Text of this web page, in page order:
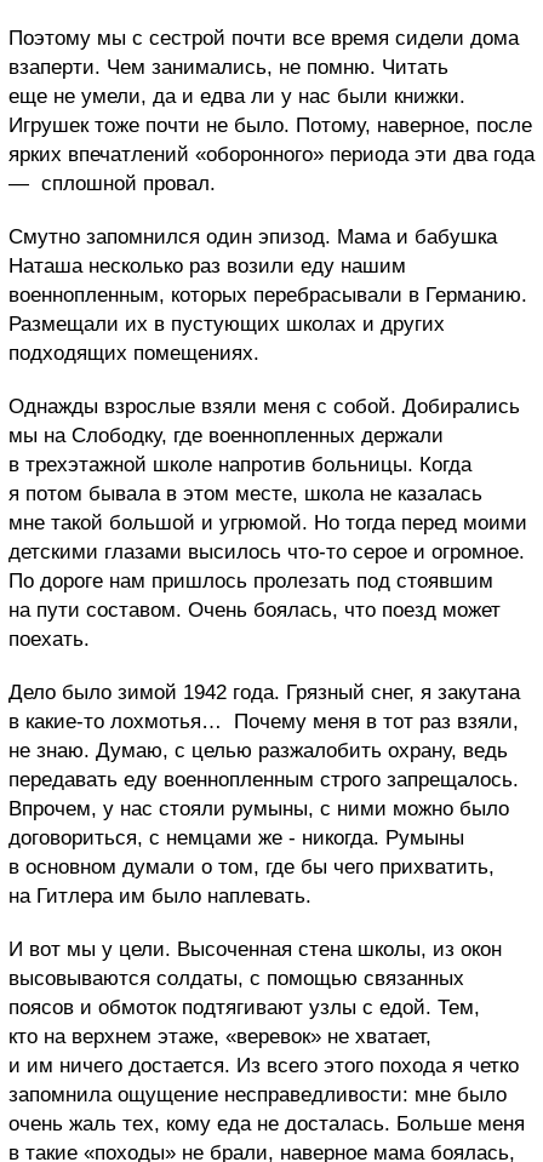
Поэтому мы с сестрой почти все время сидели дома
взаперти. Чем занимались, не помню. Читать
еще не умели, да и едва ли у нас были книжки.
Игрушек тоже почти не было. Потому, наверное, после
ярких впечатлений «оборонного» периода эти два года
— сплошной провал.
Смутно запомнился один эпизод. Мама и бабушка
Наташа несколько раз возили еду нашим
военнопленным, которых перебрасывали в Германию.
Размещали их в пустующих школах и других
подходящих помещениях.
Однажды взрослые взяли меня с собой. Добирались
мы на Слободку, где военнопленных держали
в трехэтажной школе напротив больницы. Когда
я потом бывала в этом месте, школа не казалась
мне такой большой и угрюмой. Но тогда перед моими
детскими глазами высилось что-то серое и огромное.
По дороге нам пришлось пролезать под стоявшим
на пути составом. Очень боялась, что поезд может
поехать.
Дело было зимой 1942 года. Грязный снег, я закутана
в какие-то лохмотья… Почему меня в тот раз взяли,
не знаю. Думаю, с целью разжалобить охрану, ведь
передавать еду военнопленным строго запрещалось.
Впрочем, у нас стояли румыны, с ними можно было
договориться, с немцами же - никогда. Румыны
в основном думали о том, где бы чего прихватить,
на Гитлера им было наплевать.
И вот мы у цели. Высоченная стена школы, из окон
высовываются солдаты, с помощью связанных
поясов и обмоток подтягивают узлы с едой. Тем,
кто на верхнем этаже, «веревок» не хватает,
и им ничего достается. Из всего этого похода я четко
запомнила ощущение несправедливости: мне было
очень жаль тех, кому еда не досталась. Больше меня
в такие «походы» не брали, наверное мама боялась,